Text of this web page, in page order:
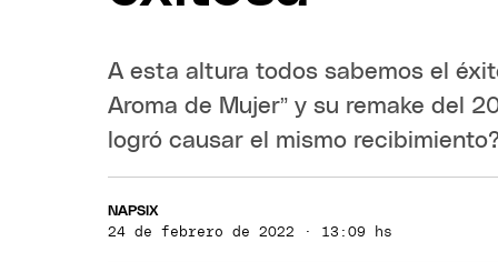
A esta altura todos sabemos el
Aroma de Mujer” y su remake del
logró causar el mismo
NAPSIX
24 de febrero de 2022 · 13:09 hs